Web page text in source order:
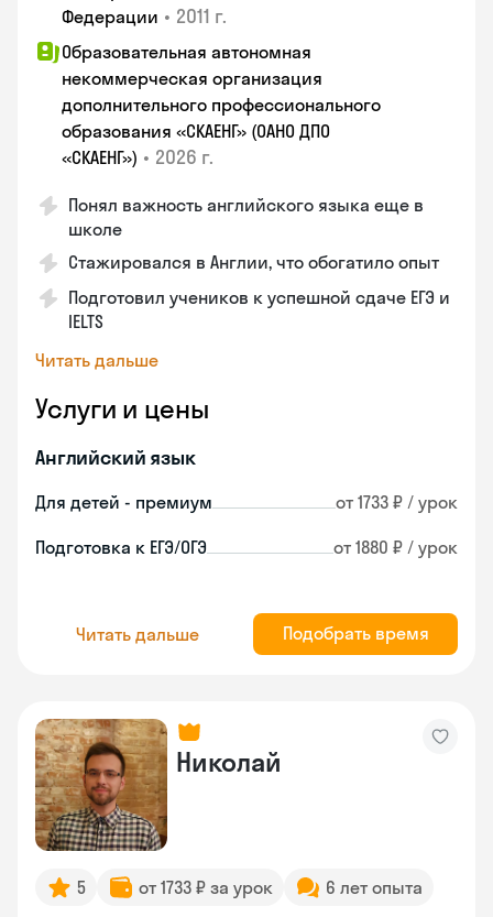
Федерации • 2011 г.
Образовательная автономная
некоммерческая организация
дополнительного профессионального
образования «СКАЕНГ» (ОАНО ДПО
«СКАЕНГ») • 2026 г.
Понял важность английского языка еще в
школе
Стажировался в Англии, что обогатило опыт
Подготовил учеников к успешной сдаче ЕГЭ и
IELTS
Читать дальше
Услуги и цены
Английский язык
Для детей - премиум от 1733 ₽ / урок
Подготовка к ЕГЭ/ОГЭ от 1880 ₽ / урок
Читать дальше Подобрать время
Николай
5 от 1733 ₽ за урок 6 лет опыта